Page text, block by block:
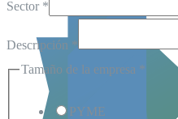
Sector *
Descripción *
Tamaño de la empresa *
PYME